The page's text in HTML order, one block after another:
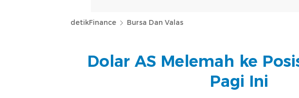
detikFinance Bursa Dan Valas
Dolar AS Melemah ke
Pagi Ini